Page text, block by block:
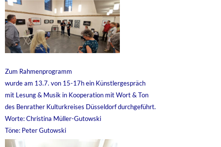
Zum Rahmenprogramm
wurde am 13.7. von 15-17h ein Künstlergespräch
mit Lesung & Musik in Kooperation mit Wort & Ton
des Benrather Kulturkreises Düsseldorf durchgeführt.
Worte: Christina Müller-Gutowski
Töne: Peter Gutowski